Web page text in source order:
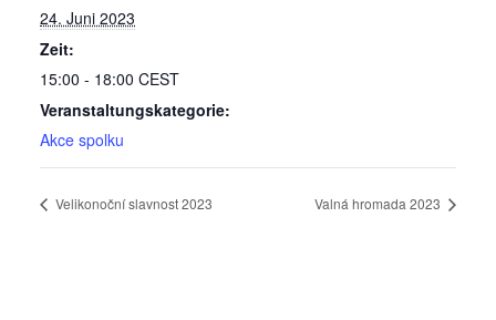
24. Juni 2023
Zeit:
15:00 - 18:00 CEST
Veranstaltungskategorie:
Akce spolku
Velikonoční slavnost 2023 Valná hromada 2023